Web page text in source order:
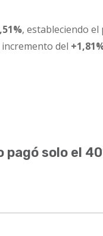
, estableciendo
del
pagó solo el